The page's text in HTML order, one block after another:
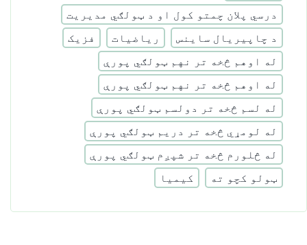
درسي پلان چمتو کول او د ټولګي مدیریت
د چاپیریال ساینس
ریاضیات
فزیک
له اوهم څخه تر نهم ټولګي پورې
له اوهم څخه تر نهم ټولګي پورې
له لسم څخه تر دولسم ټولګي پورې
له لومړي څخه تر دریم ټولګي پورې
له څلورم څخه تر شپږم ټولګي پورې
ټولو کچو ته
کیمیا